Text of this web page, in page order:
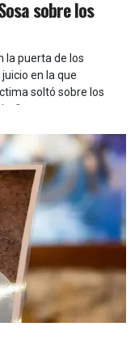
sobre los
la puerta de los
en la que
soltó sobre los